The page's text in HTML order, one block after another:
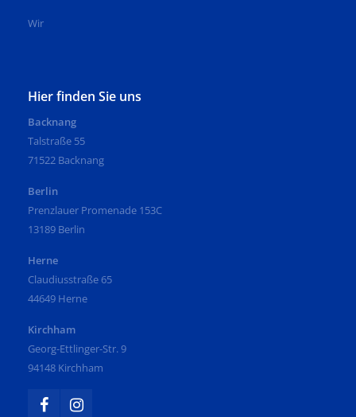
Wir
Hier finden Sie uns
Backnang
Talstraße 55
71522 Backnang
Berlin
Prenzlauer Promenade 153C
13189 Berlin
Herne
Claudiusstraße 65
44649 Herne
Kirchham
Georg-Ettlinger-Str. 9
94148 Kirchham